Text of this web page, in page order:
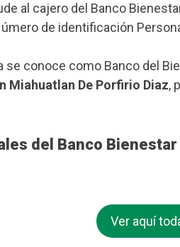
al cajero del Banco
de identificación
se conoce como Banco del
Miahuatlan De Porfirio Diaz,
del Banco
Ver aquí